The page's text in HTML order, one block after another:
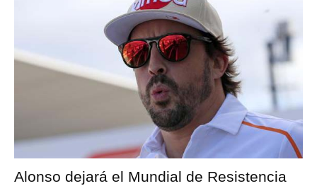
Alonso dejará el Mundial de Resistencia